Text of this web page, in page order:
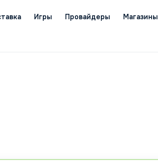
Игры Провайдеры Магазины